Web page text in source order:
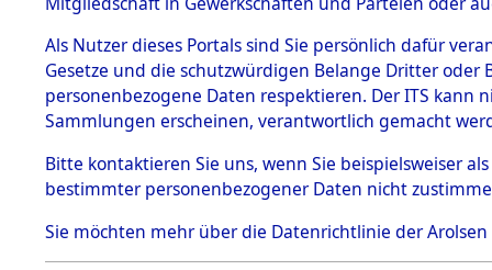
1.
mente
5. Verschiedenes
5.3
Todesmärsche
5.3.1 Alliierte
Erhebungen
zu
Todesmärsch
en
5.3.2
Gradlitz
Als Nutzer dieses Portals sind Sie persönlich dafür
Gesetze und die schutzwürdigen Belange Dritter
personenbezogene Daten respektieren. Der ITS
Sammlungen erscheinen, verantwortlich gemacht
Bitte kontaktieren Sie uns, wenn Sie beispielsweiser
bestimmter personenbezogener Daten nicht
Sie möchten mehr über die Datenrichtlinie der Arolsen